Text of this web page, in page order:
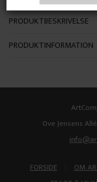
PRODUKTBESKRIVELSE
PRODUKTINFORMATION
Ove Jensens
FORSIDE OM